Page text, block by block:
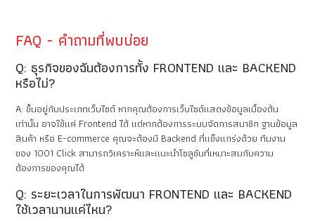
FAQ - คำถามที่พบบ่อย
Q: ธุรกิจของฉันต้องการทั้ง FRONTEND และ BACKEND
หรือไม่?
A: ขึ้นอยู่กับประเภทเว็บไซต์ หากคุณต้องการเว็บไซต์แสดงข้อมูลเบื้องต้น
เท่านั้น อาจใช้แค่ Frontend ได้ แต่หากต้องการระบบจัดการสมาชิก ฐานข้อมูล
สินค้า หรือ E-commerce คุณจะต้องมี Backend ที่แข็งแกร่งด้วย ทีมงาน
ของ 1001 Click สามารถวิเคราะห์และแนะนำโซลูชันที่เหมาะสมกับความ
ต้องการของคุณได้
Q: ระยะเวลาในการพัฒนา FRONTEND และ BACKEND
ใช้เวลานานแค่ไหน?